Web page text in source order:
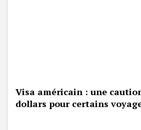
Visa américain : une
dollars pour certains